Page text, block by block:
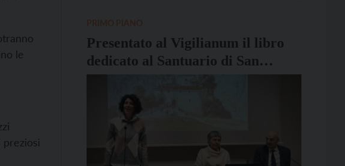
le
Presentato al Vigilianum il libro
dedicato al Santuario di San
Romedio